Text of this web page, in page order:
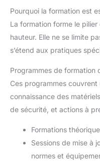
Pourquoi la formation est
La formation forme le
hauteur. Elle ne se limite
s’étend aux pratiques
Programmes de formation
Ces programmes
connaissance des
de sécurité, et actions à
Formations
Sessions de mise à
normes et